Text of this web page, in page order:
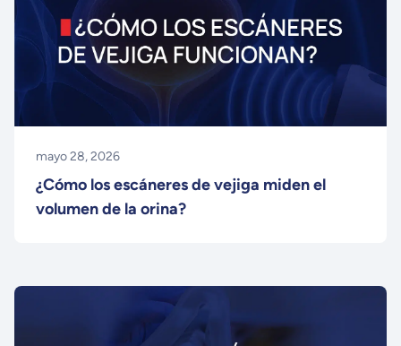
mayo 28, 2026
¿Cómo los escáneres de vejiga miden el
volumen de la orina?